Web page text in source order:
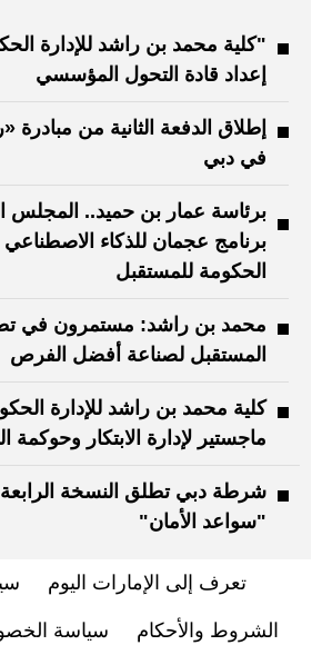
"كلية محمد بن راشد للإدارة
إعداد قادة التحول المؤسسي
إطلاق الدفعة الثانية من مبادرة
في دبي
برئاسة عمار بن حميد.. المجلس
برنامج عجمان للذكاء
الحكومة للمستقبل
محمد بن راشد: مستمرون في
المستقبل لصناعة أفضل الفرص
كلية محمد بن راشد للإدارة
ماجستير لإدارة الابتكار وحوكمة
شرطة دبي تطلق النسخة
"سواعد الأمان"
تعرف إلى الإمارات اليوم
الشروط والأحكام سياسة